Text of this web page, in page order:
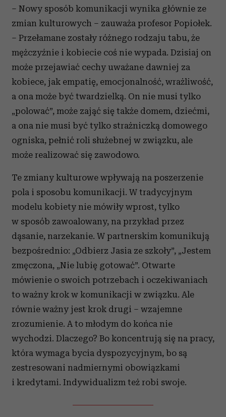
– Nowy sposób komunikacji wynika głównie ze
zmian kulturowych – zauważa profesor Popiołek.
– Przełamane zostały różnego rodzaju tabu, że
mężczyźnie i kobiecie coś nie wypada. Dzisiaj on
może przejawiać cechy uważane dawniej za
kobiece, jak empatię, emocjonalność, wrażliwość,
a ona może być twardzielką. On nie musi tylko
„polować”, może zająć się także domem, dziećmi,
a ona nie musi być tylko strażniczką domowego
ogniska, pełnić roli służebnej w związku, ale
może realizować się zawodowo.
Te zmiany kulturowe wpływają na poszerzenie
pola i sposobu komunikacji. W tradycyjnym
modelu kobiety nie mówiły wprost, tylko
w sposób zawoalowany, na przykład przez
dąsanie, narzekanie. W partnerskim komunikują
bezpośrednio: „Odbierz Jasia ze szkoły”, „Jestem
zmęczona, „Nie lubię gotować”. Otwarte
mówienie o swoich potrzebach i oczekiwaniach
to ważny krok w komunikacji w związku. Ale
równie ważny jest krok drugi – wzajemne
zrozumienie. A to młodym do końca nie
wychodzi. Dlaczego? Bo koncentrują się na pracy,
która wymaga bycia dyspozycyjnym, bo są
zestresowani nadmiernymi obowiązkami
i kredytami. Indywidualizm też robi swoje.